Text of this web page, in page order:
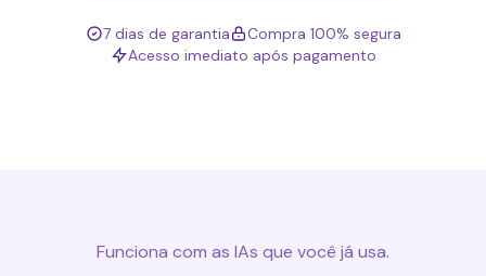
7 dias de garantia
Compra 100% segura
Acesso imediato após pagamento
Funciona com as IAs que você já usa.